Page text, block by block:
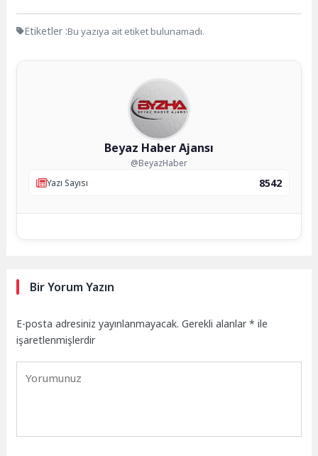
Etiketler :Bu yazıya ait etiket bulunamadı.
Beyaz Haber Ajansı
@BeyazHaber
Yazı Sayısı
8542
Bir Yorum Yazın
E-posta adresiniz yayınlanmayacak. Gerekli alanlar* ile
işaretlenmişlerdir